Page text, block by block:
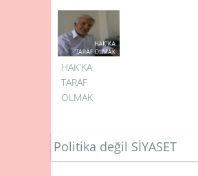
Sonra
Ölümün
Kesilmesi
HAK'KA
TARAF
OLMAK
Politika değil SİYASET